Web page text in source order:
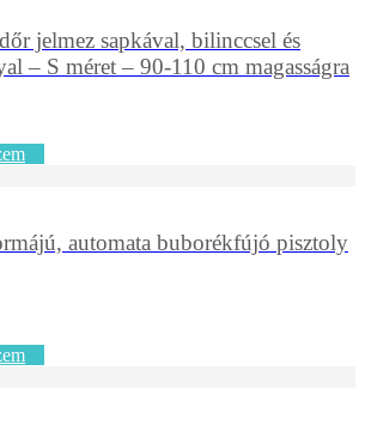
jelmez sapkával, bilinccsel és
– S méret – 90-110 cm magasságra
automata buborékfújó pisztoly